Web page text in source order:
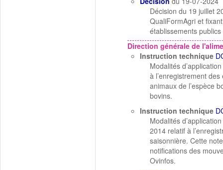
Décision du 19 juillet
QualiFormAgri et
établissements
Direction générale de
Instruction technique
Modalités
à l’enregistrement
animaux de l’espèce
bovins.
Instruction technique
Modalités
2014 relatif à
saisonnière. Cette
notifications des
Ovinfos.